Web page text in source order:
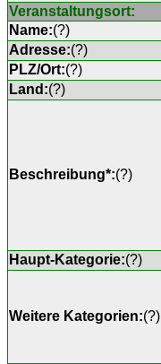
Veranstaltungsort:
Name:(?)
Adresse:(?)
PLZ/Ort:(?)
Land:(?)
Beschreibung*:(?)
Haupt-Kategorie:(?)
Weitere Kategorien:(?)